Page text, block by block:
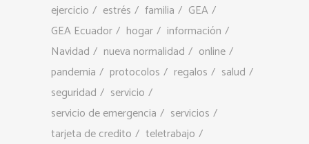
ejercicio
estrés familia
GEA
GEA Ecuador
hogar
información
Navidad
nueva normalidad
online
pandemia
protocolos regalos
salud
seguridad
servicio
servicio de emergencia
servicios
tarjeta de credito
teletrabajo